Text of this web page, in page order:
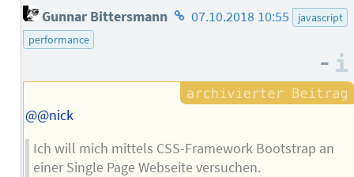
Gunnar Bittersmann Homepage
07.10.2018 10:55
javascript
performance
–
@@nick
Ich will mich mittels CSS-Framework Bootstrap an
einer Single Page Webseite versuchen.